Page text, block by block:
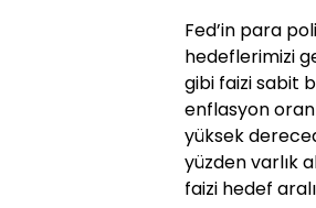
Fed’in para
hedeflerimizi
gibi faizi sabit
enflasyon
yüksek
yüzden varlık
faizi hedef